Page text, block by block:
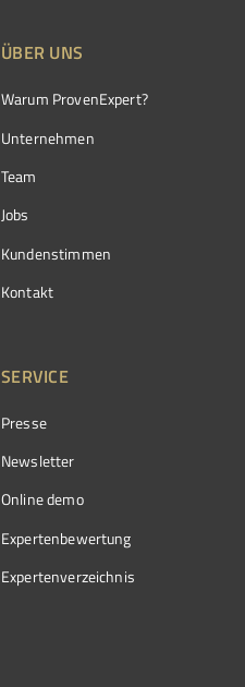
ÜBER UNS
Warum ProvenExpert?
Unternehmen
Team
Jobs
Kundenstimmen
Kontakt
SERVICE
Presse
Newsletter
Online demo
Expertenbewertung
Expertenverzeichnis